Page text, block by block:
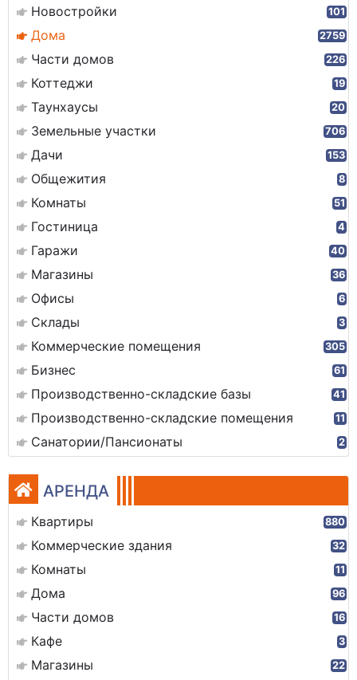
Новостройки 101
Дома 2759
Части домов 226
Коттеджи 19
Таунхаусы 20
Земельные участки 706
Дачи 153
Общежития 8
Комнаты 51
Гостиница 4
Гаражи 40
Магазины 36
Офисы 6
Склады 3
Коммерческие помещения 305
Бизнес 61
Производственно-складские базы 41
Производственно-складские помещения 11
Санатории/Пансионаты 2
АРЕНДА
Квартиры 880
Коммерческие здания 32
Комнаты 11
Дома 96
Части домов 16
Кафе 3
Магазины 22